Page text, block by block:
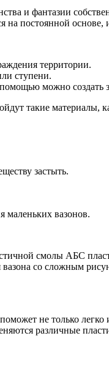
и фантазии
на постоянной
территории.
ступени.
можно создать
такие
застыть.
маленьких вазонов.
смолы АБС
со сложным
не только
различные